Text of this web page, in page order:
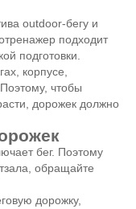
outdoor-бегу и
подходит
подготовки.
корпусе,
чтобы
дорожек должно
бег. Поэтому
обращайте
дорожку,